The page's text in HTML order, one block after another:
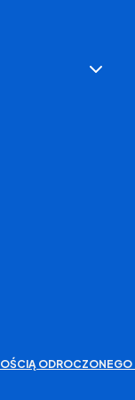
ODROCZONEGO